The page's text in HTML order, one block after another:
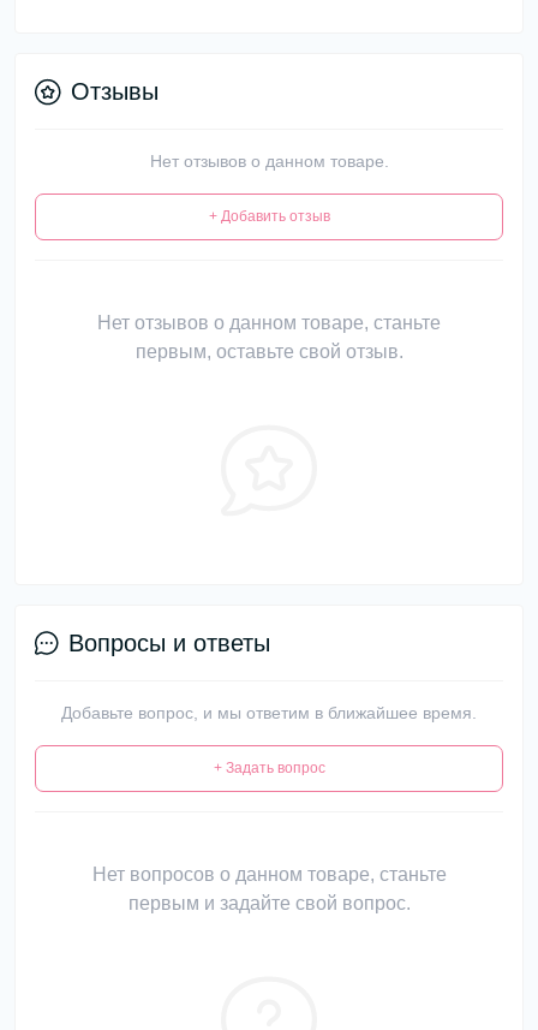
Отзывы
Нет отзывов о данном товаре.
+ Добавить отзыв
Нет отзывов о данном товаре, станьте
первым, оставьте свой отзыв.
Вопросы и ответы
Добавьте вопрос, и мы ответим в ближайшее время.
+ Задать вопрос
Нет вопросов о данном товаре, станьте
первым и задайте свой вопрос.